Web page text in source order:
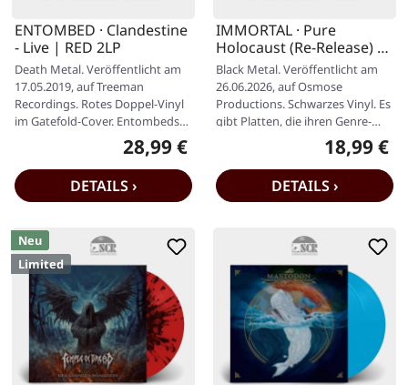
ENTOMBED · Clandestine
- Live | RED 2LP
Death Metal. Veröffentlicht am
17.05.2019, auf Treeman
Recordings. Rotes Doppel-Vinyl
im Gatefold-Cover. Entombeds
"Clandestine Live" ist eine…Regulärer Preis:
28,99 €
DETAILS ›
IMMORTAL · Pure
Holocaust (Re-Release) |
BLACK LP
Black Metal. Veröffentlicht am
26.06.2026, auf Osmose
Productions. Schwarzes Vinyl. Es
gibt Platten, die ihren Genre-
Kanon für immer verändern —
Regulärer
18,99 €
DETAILS ›
Neu
Limited